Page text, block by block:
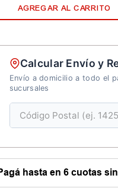
AGREGAR AL CARRITO
Calcular Envío y
Envío a domicilio a todo el
sucursales
hasta en 6 cuotas